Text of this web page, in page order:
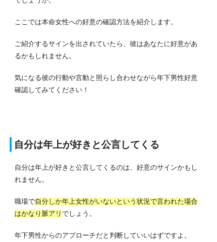
ここでは本命女性への好意の確認方法を紹介します。
ご紹介するサインを出されていたら、彼はあなたに好意があ
るかもしれません。
気になる彼の行動や言動と照らし合わせながら年下男性好意
確認してみてください！
自分は年上が好きと公言してくる
自分は年上が好きと公言してくるのは、好意のサインかもし
れません。
職場で自分しか年上女性がいないという状況で言われた場合
はかなり脈アリ でしょう。
年下男性からのアプローチだと判断していいはずですよ。